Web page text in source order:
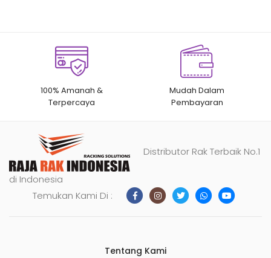
100% Amanah &
Terpercaya
Mudah Dalam
Pembayaran
Distributor Rak Terbaik No.1
di Indonesia
Temukan Kami Di :
Tentang Kami